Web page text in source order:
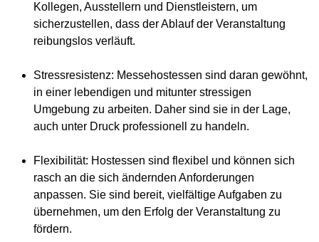
Kollegen, Ausstellern und Dienstleistern, um
sicherzustellen, dass der Ablauf der Veranstaltung
reibungslos verläuft.
Stressresistenz: Messehostessen sind daran gewöhnt,
in einer lebendigen und mitunter stressigen
Umgebung zu arbeiten. Daher sind sie in der Lage,
auch unter Druck professionell zu handeln.
Flexibilität: Hostessen sind flexibel und können sich
rasch an die sich ändernden Anforderungen
anpassen. Sie sind bereit, vielfältige Aufgaben zu
übernehmen, um den Erfolg der Veranstaltung zu
fördern.